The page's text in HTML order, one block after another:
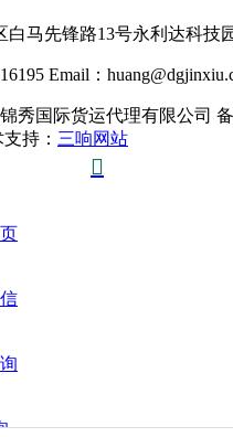
白马先锋路13号永利达科技
Email：
秀国际货运代理有限公司 备
持： 三响网站
